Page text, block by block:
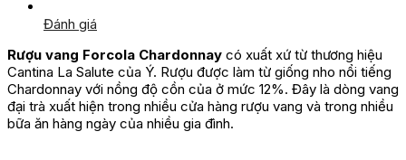
Đánh giá
Rượu vang Forcola Chardonnay có xuất xứ từ thương hiệu
Cantina La Salute của Ý. Rượu được làm từ giống nho nổi tiếng
Chardonnay với nồng độ cồn của ở mức 12%. Đây là dòng vang
đại trà xuất hiện trong nhiều cửa hàng rượu vang và trong nhiều
bữa ăn hàng ngày của nhiều gia đình.